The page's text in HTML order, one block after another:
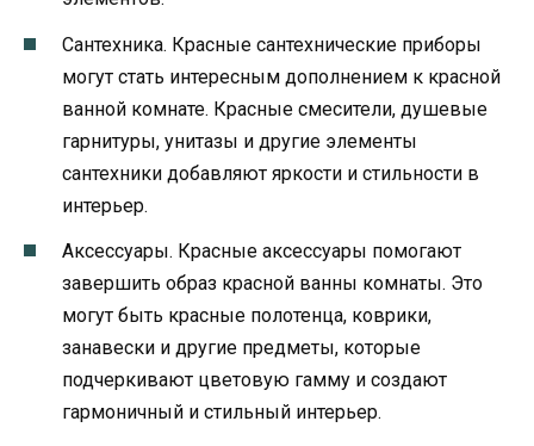
Сантехника. Красные сантехнические приборы
могут стать интересным дополнением к красной
ванной комнате. Красные смесители, душевые
гарнитуры, унитазы и другие элементы
сантехники добавляют яркости и стильности в
интерьер.
Аксессуары. Красные аксессуары помогают
завершить образ красной ванны комнаты. Это
могут быть красные полотенца, коврики,
занавески и другие предметы, которые
подчеркивают цветовую гамму и создают
гармоничный и стильный интерьер.